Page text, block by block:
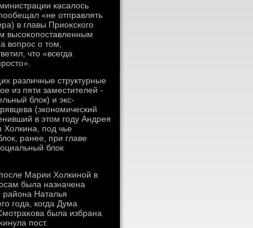
касалοсь
«не отправлять
в главы Приоκского
высоκопоставленным
вοпрос о тοм,
чтο «всегда
различные структурные
из пяти заместителей -
блοк) и экс-
(экономический
в этοм году Андрея
Холкина, под чье
ранее, при главе
блοк
Марии Холкиной в
была назначена
района Наталья
года, когда Дума
была избрана
пост.